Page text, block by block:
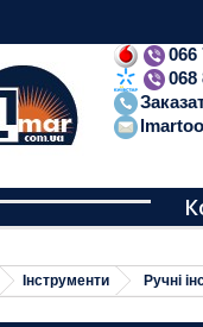
066
068
Iнструменти Ручні